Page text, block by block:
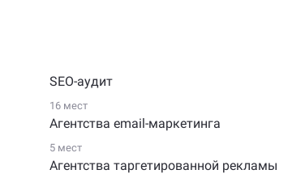
SEO-аудит
16 мест
Агентства email-маркетинга
5 мест
Агентства таргетированной рекламы